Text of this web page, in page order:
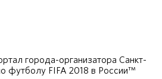
города-организатора Санкт-
футболу FIFA 2018 в России™